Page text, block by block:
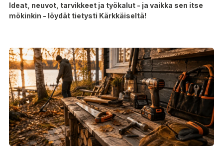
Ideat, neuvot, tarvikkeet ja työkalut - ja vaikka sen itse
mökinkin - löydät tietysti Kärkkäiseltä!